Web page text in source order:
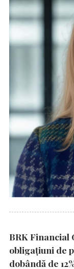
BRK Financial
obligațiuni de
dobândă de